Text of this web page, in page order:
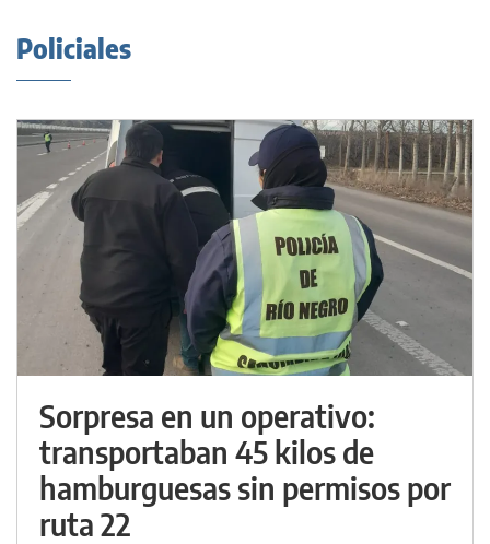
Policiales
Sorpresa en un operativo:
transportaban 45 kilos de
hamburguesas sin permisos por
ruta 22